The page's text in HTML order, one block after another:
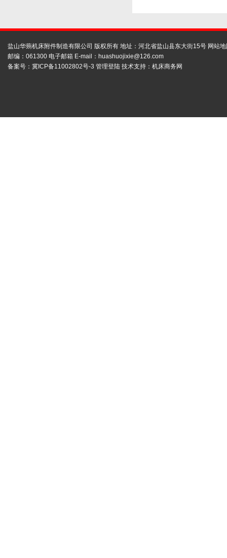
盐山华蒴机床附件制造有限公司 版权所有 地址：河北省盐山县东大街15号 网站
邮编：061300 电子邮箱 E-mail： huashuojixie@126.com
备案号： 冀ICP备11002802号-3 管理登陆 技术支持： 机床商务网